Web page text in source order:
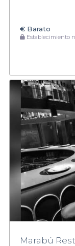
€ Barato
Establecimiento
Marabú